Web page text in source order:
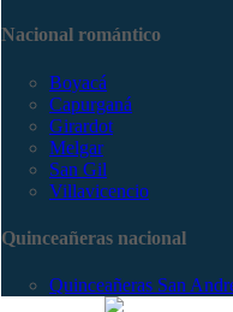
Nacional romántico
Boyacá
Capurganá
Girardot
Melgar
San Gil
Villavicencio
Quinceañeras nacional
Quinceañeras San